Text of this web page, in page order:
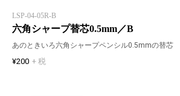
LSP-04-05R-B
六角シャープ替芯0.5mm／B
あのときいろ六角シャープペンシル0.5mmの替芯
¥200 + 税